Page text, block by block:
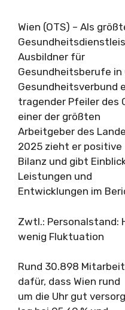
Wien (OTS) – Als
Ausbildner für
Gesundheitsberufe in
Gesundheitsverbund
tragender Pfeiler des
einer der größten
Arbeitgeber des
2025 zieht er positive
Bilanz und gibt
Leistungen und
Entwicklungen im
Zwtl.: Personalstand:
wenig Fluktuation
Rund 30.898
dafür, dass Wien rund
um die Uhr gut